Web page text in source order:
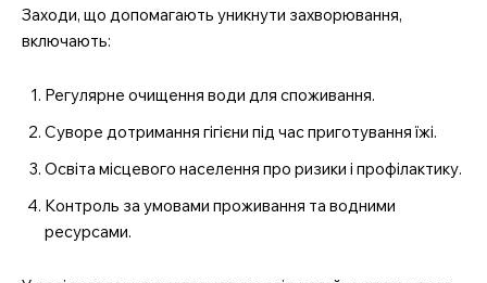
Заходи, що допомагають уникнути захворювання,
включають:
Регулярне очищення води для споживання.
Суворе дотримання гігієни під час приготування їжі.
Освіта місцевого населення про ризики і профілактику.
Контроль за умовами проживання та водними
ресурсами.